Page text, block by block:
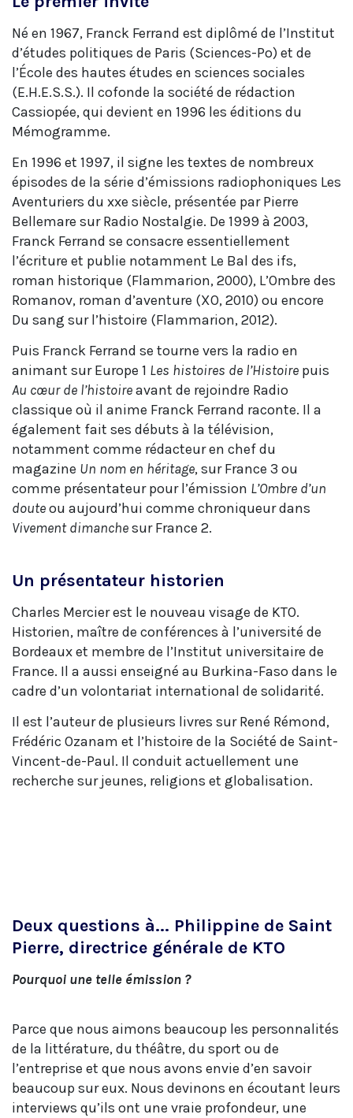
Né en 1967, Franck Ferrand est diplômé de l’Institut
d’études politiques de Paris (Sciences-Po) et de
l’École des hautes études en sciences sociales
(E.H.E.S.S.). Il cofonde la société de rédaction
Cassiopée, qui devient en 1996 les éditions du
Mémogramme.
En 1996 et 1997, il signe les textes de nombreux
épisodes de la série d’émissions radiophoniques Les
Aventuriers du xxe siècle, présentée par Pierre
Bellemare sur Radio Nostalgie. De 1999 à 2003,
Franck Ferrand se consacre essentiellement
l’écriture et publie notamment Le Bal des ifs,
roman historique (Flammarion, 2000), L’Ombre des
Romanov, roman d’aventure (XO, 2010) ou encore
Du sang sur l’histoire (Flammarion, 2012).
Puis Franck Ferrand se tourne vers la radio en
animant sur Europe 1 Les histoires de l’Histoire puis
Au cœur de l’histoireavant de rejoindre Radio
classique où il anime Franck Ferrand raconte. Il a
également fait ses débuts à la télévision,
notamment comme rédacteur en chef du
magazine Un nom en héritage, sur France 3 ou
comme présentateur pour l’émission L’Ombre d’un
douteou aujourd’hui comme chroniqueur dans
Vivement dimanchesur France 2.
Un présentateur historien
Charles Mercier est le nouveau visage de KTO.
Historien, maître de conférences à l’université de
Bordeaux et membre de l’Institut universitaire de
France. Il a aussi enseigné au Burkina-Faso dans le
cadre d’un volontariat international de solidarité.
Il est l’auteur de plusieurs livres sur René Rémond,
Frédéric Ozanam et l’histoire de la Société de Saint-
Vincent-de-Paul. Il conduit actuellement une
recherche sur jeunes, religions et globalisation.
Deux questions à... Philippine de Saint
Pierre, directrice générale de KTO
Pourquoi une telle émission ?
Parce que nous aimons beaucoup les personnalités
de la littérature, du théâtre, du sport ou de
l’entreprise et que nous avons envie d’en savoir
beaucoup sur eux. Nous devinons en écoutant leurs
interviews qu’ils ont une vraie profondeur, une